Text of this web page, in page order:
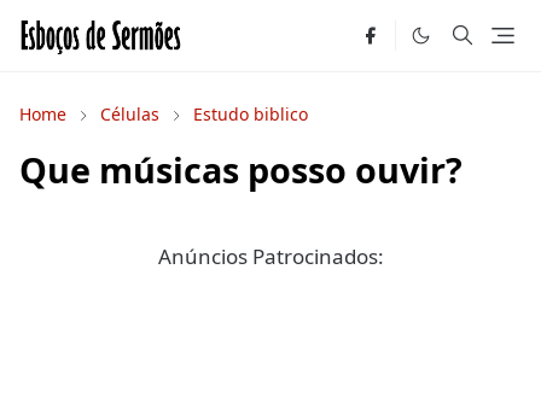
Home Células Estudo biblico
Que músicas posso ouvir?
Anúncios Patrocinados: